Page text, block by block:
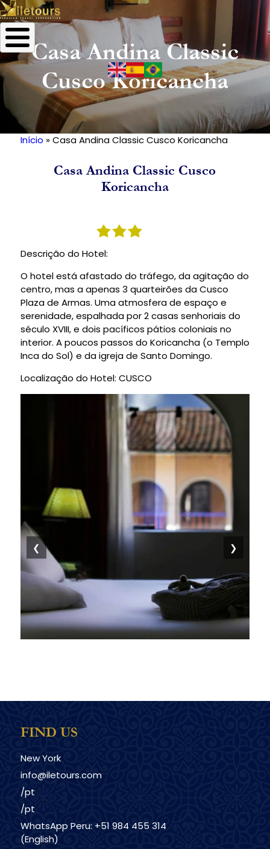
Casa Andina Classic
Cusco Koricancha
Início Casa Andina Classic Cusco Koricancha
Casa Andina Classic Cusco
Koricancha
Descrição do Hotel:
O hotel está afastado do tráfego, da agitação do
centro, mas a apenas 3 quarteirões da Cusco
Plaza de Armas. Uma atmosfera de espaço e
serenidade, espalhada por 2 casas senhoriais do
século XVIII, e dois pacíficos pátios coloniais no
interior. A poucos passos do Koricancha (o Templo
Inca do Sol) e da igreja de Santo Domingo.
Localização do Hotel: CUSCO
❮ ❯
FIND US
New York
info@iletours.com
/pt
/pt
WhatsApp Peru: +51 984 455 314
(English)